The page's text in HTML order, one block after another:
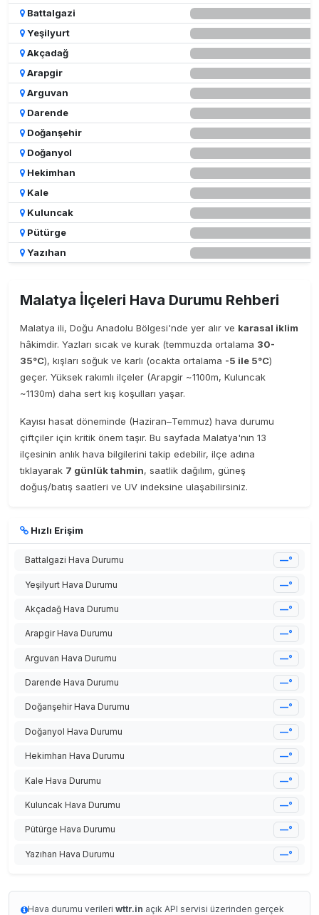
Battalgazi
Yeşilyurt
Akçadağ
Arapgir
Arguvan
Darende
Doğanşehir
Doğanyol
Hekimhan
Kale
Kuluncak
Pütürge
Yazıhan
Malatya İlçeleri Hava Durumu Rehberi
Malatya ili, Doğu Anadolu Bölgesi'nde yer alır ve karasal iklim
hâkimdir. Yazları sıcak ve kurak (temmuzda ortalama 30-
35°C), kışları soğuk ve karlı (ocakta ortalama -5 ile 5°C)
geçer. Yüksek rakımlı ilçeler (Arapgir ~1100m, Kuluncak
~1130m) daha sert kış koşulları yaşar.
Kayısı hasat döneminde (Haziran–Temmuz) hava durumu
çiftçiler için kritik önem taşır. Bu sayfada Malatya'nın 13
ilçesinin anlık hava bilgilerini takip edebilir, ilçe adına
tıklayarak 7 günlük tahmin, saatlik dağılım, güneş
doğuş/batış saatleri ve UV indeksine ulaşabilirsiniz.
Hızlı Erişim
Battalgazi Hava Durumu —°
Yeşilyurt Hava Durumu —°
Akçadağ Hava Durumu —°
Arapgir Hava Durumu —°
Arguvan Hava Durumu —°
Darende Hava Durumu —°
Doğanşehir Hava Durumu —°
Doğanyol Hava Durumu —°
Hekimhan Hava Durumu —°
Kale Hava Durumu —°
Kuluncak Hava Durumu —°
Pütürge Hava Durumu —°
Yazıhan Hava Durumu —°
Hava durumu verileri wttr.in açık API servisi üzerinden gerçek